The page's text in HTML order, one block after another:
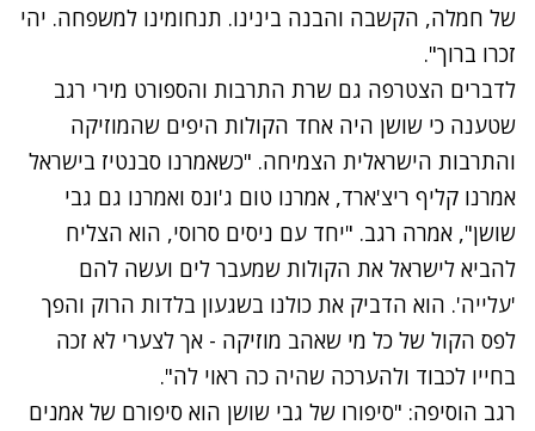
של חמלה, הקשבה והבנה בינינו. תנחומינו למשפחה. יהי
זכרו ברוך".
לדברים הצטרפה גם שרת התרבות והספורט מירי רגב
שטענה כי שושן היה אחד הקולות היפים שהמוזיקה
והתרבות הישראלית הצמיחה. "כשאמרנו סבנטיז בישראל
אמרנו קליף ריצ'ארד, אמרנו טום ג'ונס ואמרנו גם גבי
שושן", אמרה רגב. "יחד עם ניסים סרוסי, הוא הצליח
להביא לישראל את הקולות שמעבר לים ועשה להם
'עלייה'. הוא הדביק את כולנו בשגעון בלדות הרוק והפך
לפס הקול של כל מי שאהב מוזיקה - אך לצערי לא זכה
בחייו לכבוד ולהערכה שהיה כה ראוי לה".
רגב הוסיפה: "סיפורו של גבי שושן הוא סיפורם של אמנים